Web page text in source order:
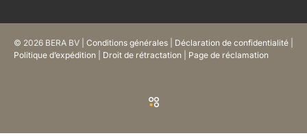
© 2026 BERA BV | Conditions générales Déclaration de confidentialité
Politique d’expédition
Droit de rétractation Page de réclamation